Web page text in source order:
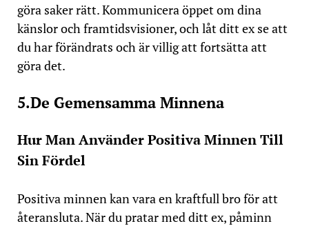
göra saker rätt. Kommunicera öppet om dina
känslor och framtidsvisioner, och låt ditt ex se att
du har förändrats och är villig att fortsätta att
göra det.
5.De Gemensamma Minnena
Hur Man Använder Positiva Minnen Till
Sin Fördel
Positiva minnen kan vara en kraftfull bro för att
återansluta. När du pratar med ditt ex, påminn